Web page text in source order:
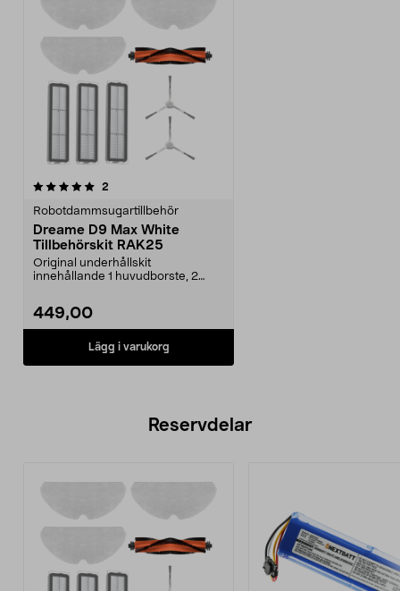
2
Robotdammsugartillbehör
Dreame D9 Max White
Tillbehörskit RAK25
Original underhållskit
innehållande 1 huvudborste, 2
449,00
Lägg i varukorg
Reservdelar